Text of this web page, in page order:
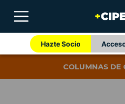
Hazte Socio
COLUMNAS DE